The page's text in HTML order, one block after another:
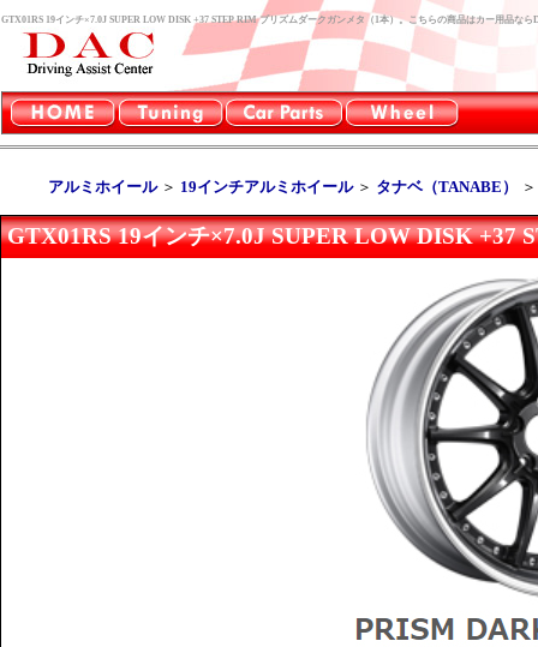
GTX01RS 19インチ×7.0J SUPER LOW DISK +37 STEP RIM プリズムダークガンメタ（1本）。こちらの商品はカー用品な
アルミホイール＞ 19インチアルミホイール＞ タナベ（TANABE）
GTX01RS 19インチ×7.0J SUPER LOW DISK +37